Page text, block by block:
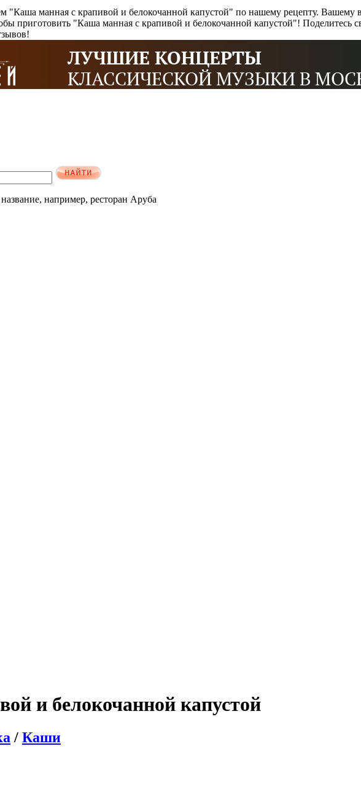
"Каша манная с крапивой и белокочанной капустой" по нашему рецепту. Вашему
приготовить "Каша манная с крапивой и белокочанной капустой"! Поделитесь
например, ресторан Аруба
и белокочанной капустой
/ Каши